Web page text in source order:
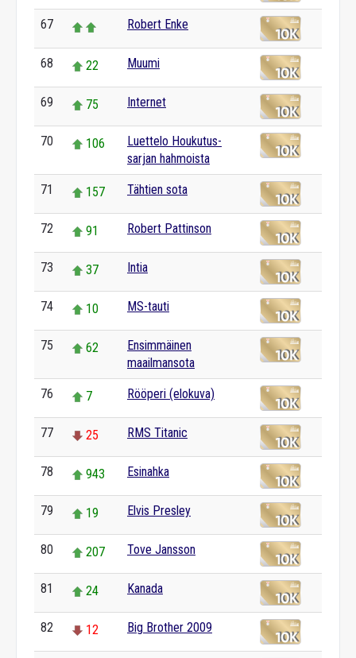
67 Robert Enke
68 22 Muumi
69 75 Internet
70 106
Luettelo Houkutus-
sarjan hahmoista
71 157 Tähtien sota
72 91 Robert Pattinson
73 37 Intia
74 10 MS-tauti
75 62
Ensimmäinen
maailmansota
76 7 Rööperi (elokuva)
77 25 RMS Titanic
78 943 Esinahka
79 19 Elvis Presley
80 207 Tove Jansson
81 24 Kanada
82 12 Big Brother 2009